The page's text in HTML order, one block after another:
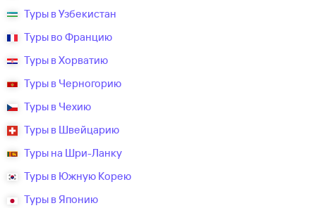
Туры в Узбекистан
Туры во Францию
Туры в Хорватию
Туры в Черногорию
Туры в Чехию
Туры в Швейцарию
Туры на Шри-Ланку
Туры в Южную Корею
Туры в Японию